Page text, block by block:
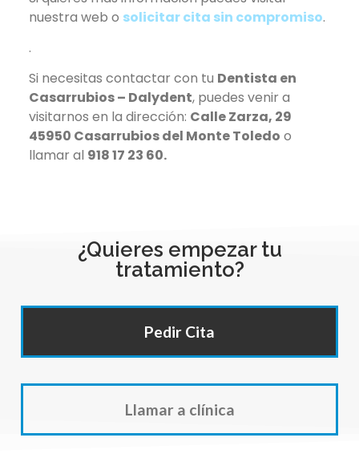
nuestra web o solicitar cita sin compromiso.
.
Si necesitas contactar con tu Dentista en
Casarrubios – Dalydent, puedes venir a
visitarnos en la dirección: Calle Zarza, 29
45950 Casarrubios del Monte Toledo o
llamar al 918 17 23 60.
¿Quieres empezar tu
tratamiento?
Pedir Cita
Llamar a clínica